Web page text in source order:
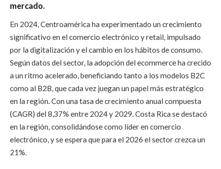
mercado.
En 2024, Centroamérica ha experimentado un crecimiento
significativo en el comercio electrónico y retail, impulsado
por la digitalización y el cambio en los hábitos de consumo.
Según datos del sector, la adopción del ecommerce ha crecido
a un ritmo acelerado, beneficiando tanto a los modelos B2C
como al B2B, que cada vez juegan un papel más estratégico
en la región. Con una tasa de crecimiento anual compuesta
(CAGR) del 8,37% entre 2024 y 2029. Costa Rica se destacó
en la región, consolidándose como líder en comercio
electrónico, y se espera que para el 2026 el sector crezca un
21%.